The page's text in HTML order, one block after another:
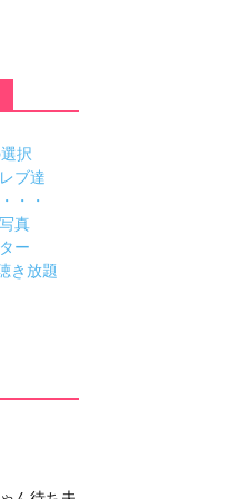
択
ブ達
・・
真
ー
き放題